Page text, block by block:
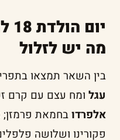
מה יש לזלול
בין השאר תמצאו
עגל ומח עצם עם קרם
אלפרדובחמאת פרמזן;
פקורינו ושלושה